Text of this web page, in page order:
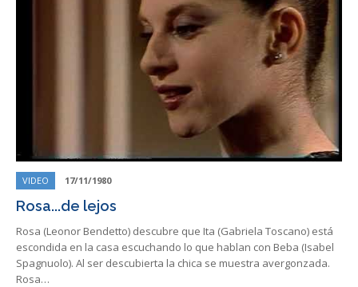
VIDEO 17/11/1980
Rosa...de lejos
Rosa (Leonor Bendetto) descubre que Ita (Gabriela Toscano) está
escondida en la casa escuchando lo que hablan con Beba (Isabel
Spagnuolo). Al ser descubierta la chica se muestra avergonzada.
Rosa…